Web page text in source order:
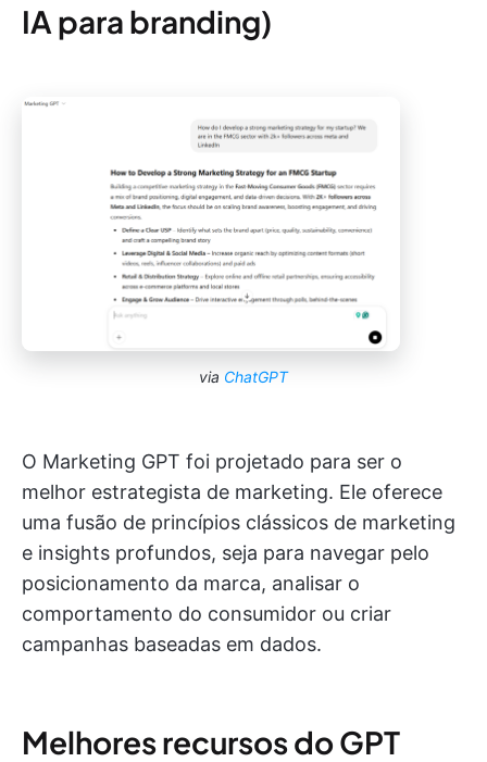
IA para branding)
via ChatGPT
O Marketing GPT foi projetado para ser o
melhor estrategista de marketing. Ele oferece
uma fusão de princípios clássicos de marketing
e insights profundos, seja para navegar pelo
posicionamento da marca, analisar o
comportamento do consumidor ou criar
campanhas baseadas em dados.
Melhores recursos do GPT